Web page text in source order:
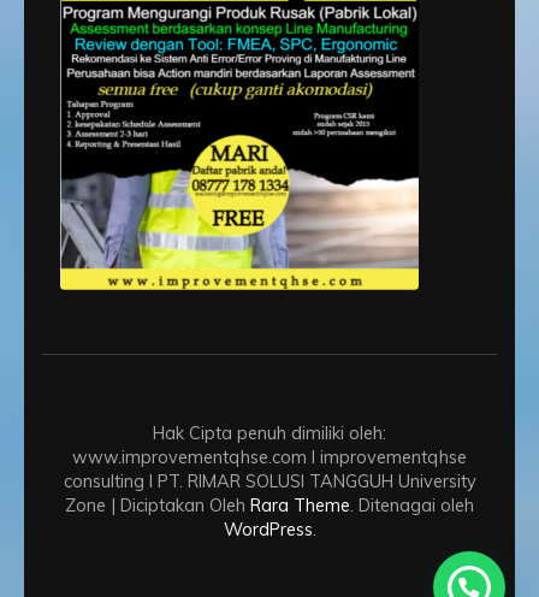
Hak Cipta penuh dimiliki oleh:
www.improvementqhse.com I improvementqhse
consulting I PT. RIMAR SOLUSI TANGGUH University
Zone | Diciptakan Oleh Rara Theme. Ditenagai oleh
WordPress.